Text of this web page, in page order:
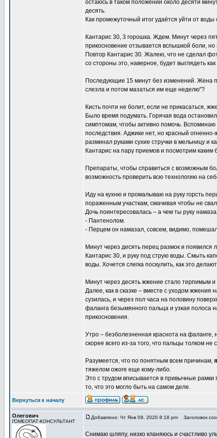
остаюсь в таком положении около десяти
десять.
Как промежуточный итог удаётся уйти от
Кантарис 30, 3 горошка. Ждем. Минут через
прикосновение отзывается вспышкой боли,
Повтор Кантарис 30. Жалею, что не сделал
со стороны это, наверное, будет выглядеть
Последующие 15 минут без изменений. Жена
слезла и потом мазаться им еще неделю"?
Кисть почти не болит, если не прикасаться,
Было время подумать. Горячая вода
симптомам, чтобы активно помочь. Вспоминаю
последствия. Аджики нет, но красный
разминал руками сухие стручки в мельницу и
Кантарис на пару приемов и посмотрим каким
Препараты, чтобы справиться с возможным
возможность проверить всю технологию на
Иду на кухню и промалываю на руку горсть
пораженным участкам, смачивая чтобы не
Дочь поинтересовалась – а чем ты руку
- Пантенолом.
- Перцем он намазал, совсем, видимо,
Минут через десять перец размок и появился
Кантарис 30, и руку под струю воды. Смыть
воды. Хочется слегка поскулить, как это
Минут через десять жжение стало терпимым
Далее, как в сказке – вместе с уходом жжения
сузилась, и через пол часа на половину
фаланга безымянного пальца и узкая полоса
прикосновения.
Утро – безболезненная краснота на
скорее всего из-за того, что пальцы толком
Разумеется, что по понятным всем причинам,
тяжелом ожоге еще кому-либо.
Это с трудом вписывается в привычные рамки
то, что это могло быть на самом деле.
Вернуться к началу
Олегович
ГОМЕОПАТ-КОНСУЛЬТАНТ
Добавлено: Чт Янв 09, 2020 8:18 pm Заголовок
Снимаю шляпу, низко кланяюсь и счастливо